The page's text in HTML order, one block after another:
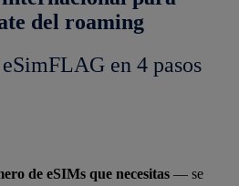
del roaming
en 4 pasos
de eSIMs que necesitas — se